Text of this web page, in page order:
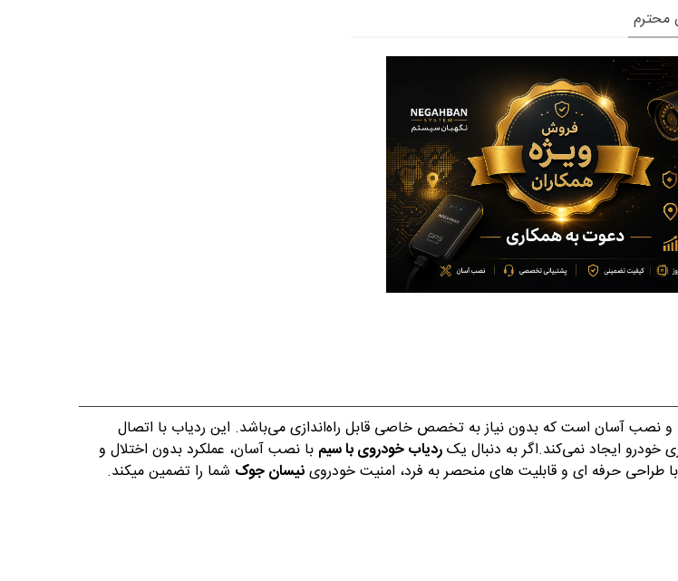
محترم
و نصب آسان است که بدون نیاز به تخصص خاصی قابل راه‌اندازی می‌باشد. این ردیاب با اتصال
خودرو ایجاد نمی‌کند.اگر به دنبال یکردیاب خودروی با سیم با نصب آسان، عملکرد بدون اختلال و
طراحی حرفه ای و قابلیت های منحصر به فرد، امنیت خودروینیسان جوک شما را تضمین میکند.